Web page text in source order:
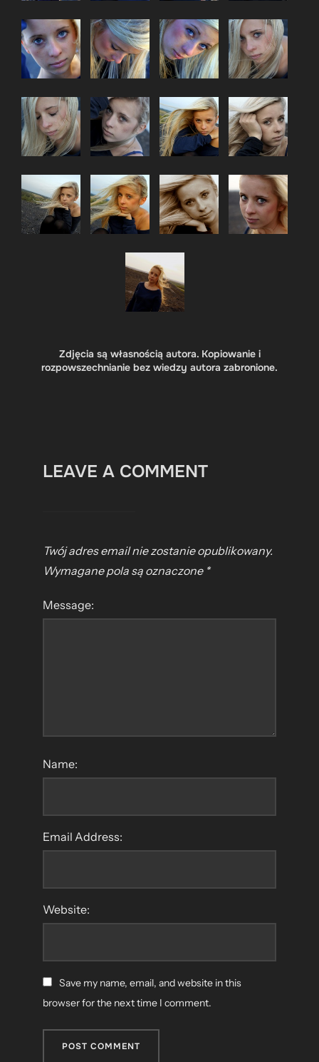
Zdjęcia są własnością autora. Kopiowanie i
rozpowszechnianie bez wiedzy autora zabronione.
LEAVE A COMMENT
Twój adres email nie zostanie opublikowany.
Wymagane pola są oznaczone *
Message:
Name:
Email Address:
Website:
Save my name, email, and website in this
browser for the next time I comment.